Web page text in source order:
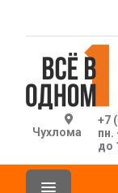
Чухлома
+7
пн.
до